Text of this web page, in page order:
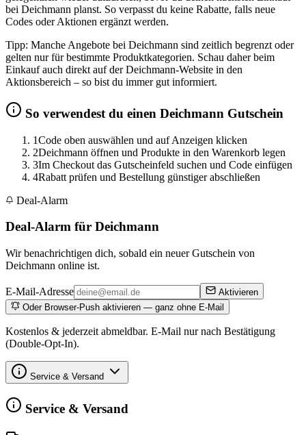
bei Deichmann planst. So verpasst du keine Rabatte, falls neue
Codes oder Aktionen ergänzt werden.
Tipp: Manche Angebote bei Deichmann sind zeitlich begrenzt oder
gelten nur für bestimmte Produktkategorien. Schau daher beim
Einkauf auch direkt auf der Deichmann-Website in den
Aktionsbereich – so bist du immer gut informiert.
So verwendest du einen Deichmann Gutschein
1Code oben auswählen und auf Anzeigen klicken
2Deichmann öffnen und Produkte in den Warenkorb legen
3Im Checkout das Gutscheinfeld suchen und Code einfügen
4Rabatt prüfen und Bestellung günstiger abschließen
Deal-Alarm
Deal-Alarm für Deichmann
Wir benachrichtigen dich, sobald ein neuer Gutschein von
Deichmann online ist.
E-Mail-Adresse
Aktivieren
Oder Browser-Push aktivieren — ganz ohne E-Mail
Kostenlos & jederzeit abmeldbar. E-Mail nur nach Bestätigung
(Double-Opt-In).
Service & Versand
Service & Versand